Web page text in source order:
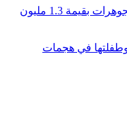
ثاباتيرو يؤكد أمام القضاء حصوله على مجوهرات بقيمة 1.3 مليون
بينهم أم وطفلتها في هجمات